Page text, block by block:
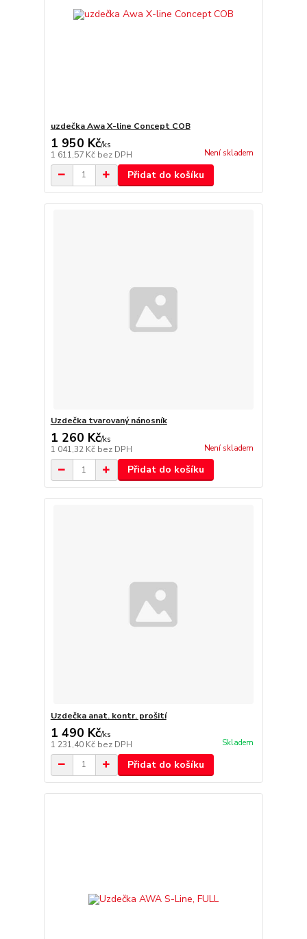
uzdečka Awa X-line Concept COB
1 950 Kč/ks
1 611,57 Kč bez DPH Není skladem
Přidat do košíku
Uzdečka tvarovaný nánosník
1 260 Kč/ks
1 041,32 Kč bez DPH Není skladem
Přidat do košíku
Uzdečka anat. kontr. prošití
1 490 Kč/ks
1 231,40 Kč bez DPH Skladem
Přidat do košíku